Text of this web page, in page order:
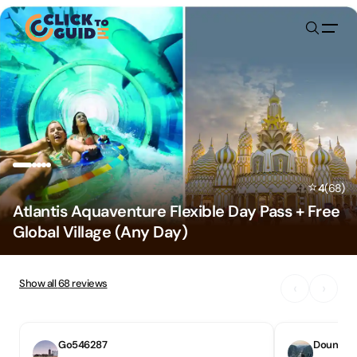
Skip to content
⭐4(68)
Atlantis Aquaventure Flexible Day Pass + Free
Global Village (Any Day)
Show all68reviews
Go546287 Dounia L